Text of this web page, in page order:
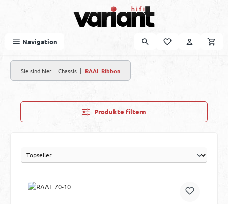
Navigation
Sie sind hier: Chassis | RAAL Ribbon
Produkte filtern